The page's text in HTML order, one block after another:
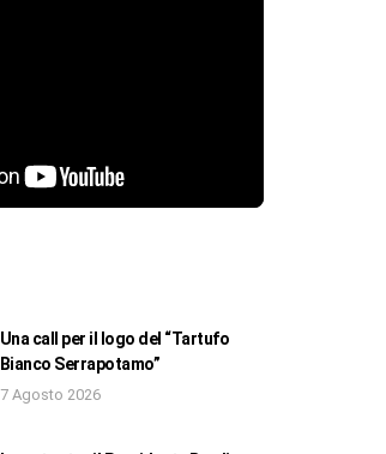
Una call per il logo del “Tartufo
Bianco Serrapotamo”
7 Agosto 2026